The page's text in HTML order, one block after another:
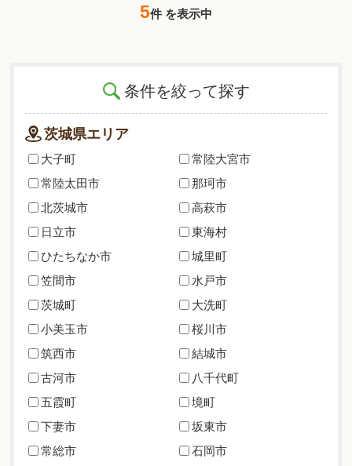
5件 を表示中
条件を絞って探す
茨城県エリア
大子町
常陸大宮市
常陸太田市
那珂市
北茨城市
高萩市
日立市
東海村
ひたちなか市
城里町
笠間市
水戸市
茨城町
大洗町
小美玉市
桜川市
筑西市
結城市
古河市
八千代町
五霞町
境町
下妻市
坂東市
常総市
石岡市